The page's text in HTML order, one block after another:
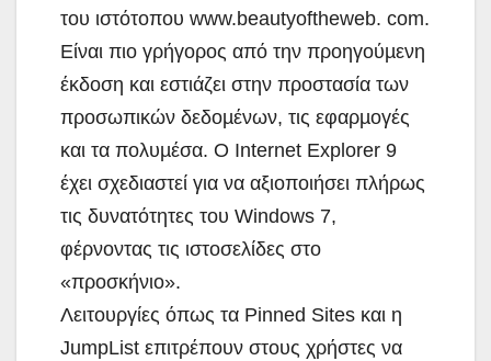
του ιστότοπου www.beautyoftheweb. com.
Είναι πιο γρήγορος από την προηγούµενη
έκδοση και εστιάζει στην προστασία των
προσωπικών δεδοµένων, τις εφαρµογές
και τα πολυµέσα. Ο Internet Explorer 9
έχει σχεδιαστεί για να αξιοποιήσει πλήρως
τις δυνατότητες του Windows 7,
φέρνοντας τις ιστοσελίδες στο
«προσκήνιο».
Λειτουργίες όπως τα Pinned Sites και η
JumpList επιτρέπουν στους χρήστες να